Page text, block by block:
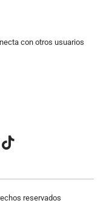
con otros usuarios
reservados